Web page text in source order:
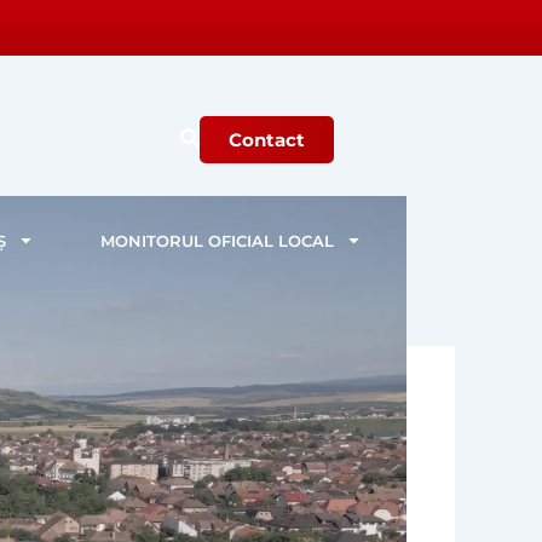
Contact
MONITORUL OFICIAL LOCAL